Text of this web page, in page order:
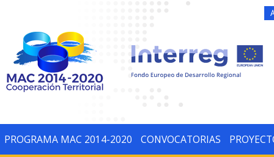
PROGRAMA MAC 2014-2020 CONVOCATORIAS